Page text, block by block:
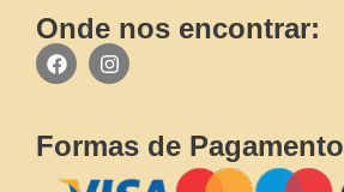
Onde nos encontrar:
Formas de Pagamento